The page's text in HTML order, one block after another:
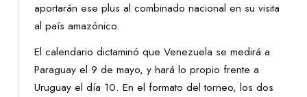
aportarán ese plus al combinado nacional en su visita
al país amazónico.
El calendario dictaminó que Venezuela se medirá a
Paraguay el 9 de mayo, y hará lo propio frente a
Uruguay el día 10. En el formato del torneo, los dos